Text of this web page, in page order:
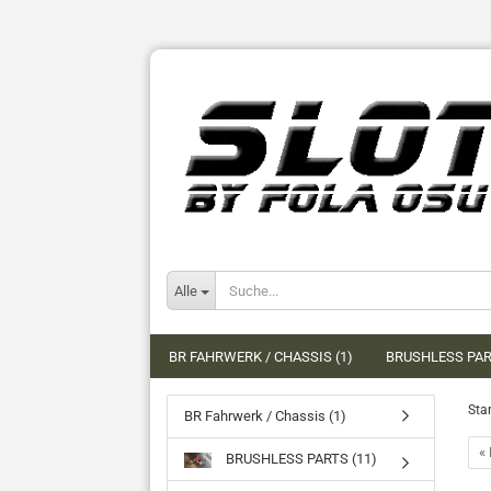
Alle
BR FAHRWERK / CHASSIS (1) BRUSHLESS
«
BR Fahrwerk / Chassis (1)
BRUSHLESS PARTS (11)